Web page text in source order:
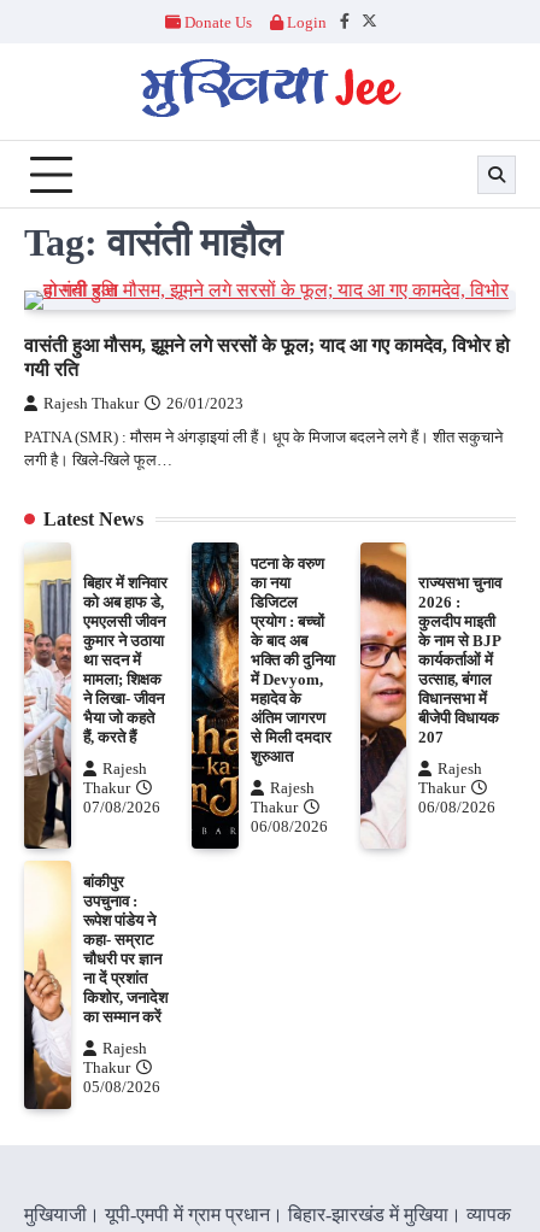
Donate Us Login
Facebook
Twitter
Tag:वासंती माहौल
वासंती हुआ मौसम, झूमने लगे सरसों के फूल; याद आ गए कामदेव, विभोर हो
गयी रति
Rajesh Thakur 26/01/2023
PATNA (SMR) : मौसम ने अंगड़ाइयां ली हैं। धूप के मिजाज बदलने लगे हैं। शीत सकुचाने
लगी है। खिले-खिले फूल…
Latest News
बिहार में शनिवार
को अब हाफ डे,
एमएलसी जीवन
कुमार ने उठाया
था सदन में
मामला; शिक्षक
ने लिखा- जीवन
भैया जो कहते
हैं, करते हैं
Rajesh
Thakur
07/08/2026
पटना के वरुण
का नया
डिजिटल
प्रयोग : बच्चों
के बाद अब
भक्ति की दुनिया
में Devyom,
महादेव के
अंतिम जागरण
से मिली दमदार
शुरुआत
Rajesh
Thakur
06/08/2026
राज्यसभा चुनाव
2026 :
कुलदीप माइती
के नाम से BJP
कार्यकर्ताओं में
उत्साह, बंगाल
विधानसभा में
बीजेपी विधायक
207
Rajesh
Thakur
06/08/2026
बांकीपुर
उपचुनाव :
रूपेश पांडेय ने
कहा- सम्राट
चौधरी पर ज्ञान
ना दें प्रशांत
किशोर, जनादेश
का सम्मान करें
Rajesh
Thakur
05/08/2026
मुखियाजी। यूपी-एमपी में ग्राम प्रधान। बिहार-झारखंड में मुखिया। व्यापक